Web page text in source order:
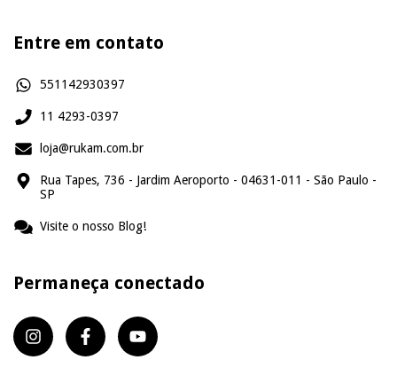
Entre em contato
551142930397
11 4293-0397
loja@rukam.com.br
Rua Tapes, 736 - Jardim Aeroporto - 04631-011 - São Paulo -
SP
Visite o nosso Blog!
Permaneça conectado